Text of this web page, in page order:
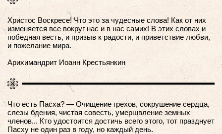
Христос Воскресе! Что это за чудесные слова! Как от них
изменяется все вокруг нас и в нас самих! В этих словах и
победная весть, и призыв к радости, и приветствие любви,
и пожелание мира.
Арихимандрит Иоанн Крестьянкин
Что есть Пасха? — Очищение грехов, сокрушение сердца,
слезы бдения, чистая совесть, умерщвление земных
членов... Кто удостоится достичь всего этого, тот празднует
Пасху не один раз в году, но каждый день.